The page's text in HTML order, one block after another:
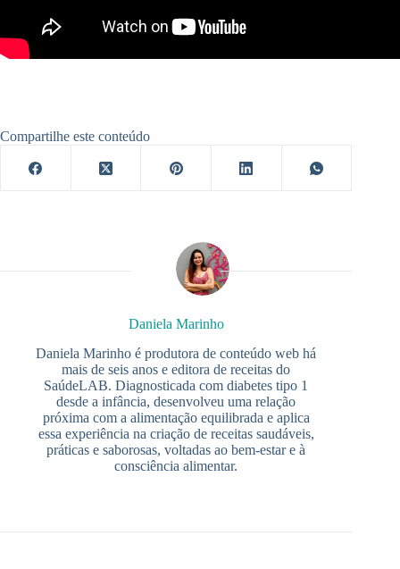
Compartilhe este conteúdo
Daniela Marinho
Daniela Marinho é produtora de conteúdo web há
mais de seis anos e editora de receitas do
SaúdeLAB. Diagnosticada com diabetes tipo 1
desde a infância, desenvolveu uma relação
próxima com a alimentação equilibrada e aplica
essa experiência na criação de receitas saudáveis,
práticas e saborosas, voltadas ao bem-estar e à
consciência alimentar.